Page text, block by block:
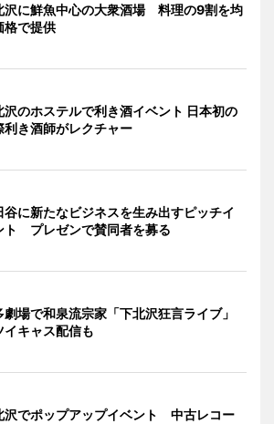
沢に鮮魚中心の大衆酒場 料理の9割を均
格で提供
沢のホステルで利き酒イベント 日本初の
利き酒師がレクチャー
谷に新たなビジネスを生み出すピッチイ
ト プレゼンで賛同者を募る
劇場で和泉流宗家「下北沢狂言ライブ」
キャス配信も
沢でポップアップイベント 中古レコー